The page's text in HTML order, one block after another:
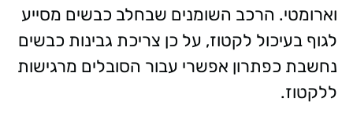
וארומטי. הרכב השומנים שבחלב כבשים מסייע
לגוף בעיכול לקטוז, על כן צריכת גבינות כבשים
נחשבת כפתרון אפשרי עבור הסובלים מרגישות
ללקטוז.